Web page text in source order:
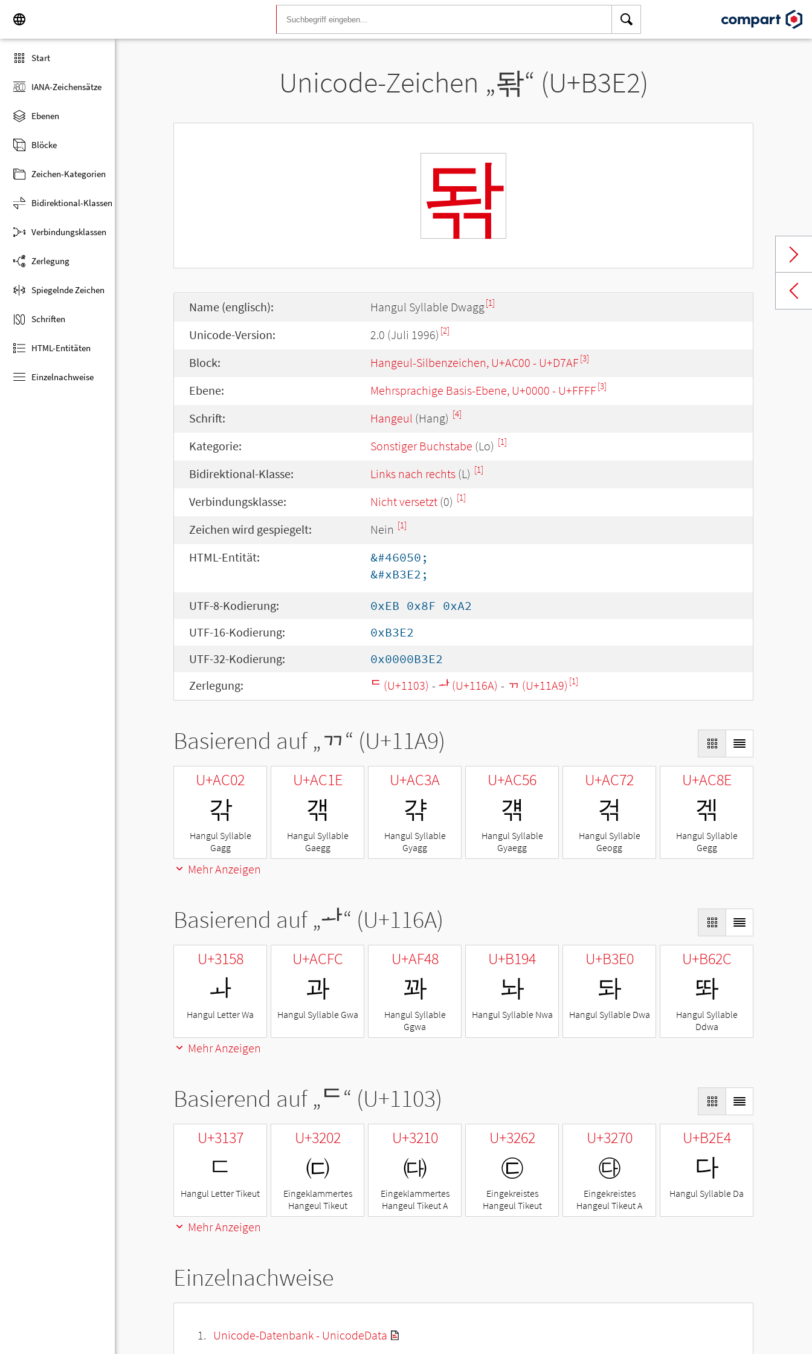
Start
IANA-Zeichensätze
Ebenen
Blöcke
Zeichen-Kategorien
Bidirektional-Klassen
Verbindungsklassen
Zerlegung
Spiegelnde Zeichen
Schriften
HTML-Entitäten
Einzelnachweise
Unicode-Zeichen „돢“ (U+B3E2)
돢
Name (englisch): Hangul Syllable Dwagg[1]
Unicode-Version: 2.0 (Juli 1996) [2]
Block: Hangeul-Silbenzeichen, U+AC00 - U+D7AF[3]
Ebene: Mehrsprachige Basis-Ebene, U+0000 - U+FFFF[3]
Schrift: Hangeul (Hang) [4]
Kategorie: Sonstiger Buchstabe (Lo) [1]
Bidirektional-Klasse: Links nach rechts (L) [1]
Verbindungsklasse: Nicht versetzt (0) [1]
Zeichen wird gespiegelt: Nein [1]
HTML-Entität:
&#46050;
&#xB3E2;
UTF-8-Kodierung:
0xEB 0x8F 0xA2
UTF-16-Kodierung:
0xB3E2
UTF-32-Kodierung:
0x0000B3E2
Zerlegung:
ᄃ (U+1103) - ᅪ (U+116A) - ᆩ (U+11A9) [1]
Basierend auf „ᆩ“ (U+11A9)
U+AC02
갂
Hangul Syllable
Gagg
U+AC1E
갞
Hangul Syllable
Gaegg
U+AC3A
갺
Hangul Syllable
Gyagg
U+AC56
걖
Hangul Syllable
Gyaegg
U+AC72
걲
Hangul Syllable
Geogg
U+AC8E
겎
Hangul Syllable
Gegg
Mehr Anzeigen
Basierend auf „ᅪ“ (U+116A)
U+3158
ㅘ
Hangul Letter Wa
U+ACFC
과
Hangul Syllable Gwa
U+AF48
꽈
Hangul Syllable
Ggwa
U+B194
놔
Hangul Syllable Nwa
U+B3E0
돠
Hangul Syllable Dwa
U+B62C
똬
Hangul Syllable
Ddwa
Mehr Anzeigen
Basierend auf „ᄃ“ (U+1103)
U+3137
ㄷ
Hangul Letter Tikeut
U+3202
㈂
Eingeklammertes
Hangeul Tikeut
U+3210
㈐
Eingeklammertes
Hangeul Tikeut A
U+3262
㉢
Eingekreistes
Hangeul Tikeut
U+3270
㉰
Eingekreistes
Hangeul Tikeut A
U+B2E4
다
Hangul Syllable Da
Mehr Anzeigen
Einzelnachweise
Unicode-Datenbank - UnicodeData